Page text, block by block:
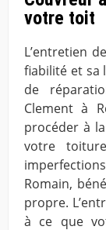
votre toit
L’entretien
fiabilité et sa
de
Clement à
procéder à
votre
Romain,
propre.
à ce que